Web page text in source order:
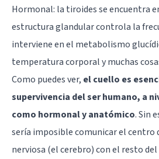
Hormonal: la tiroides se encuentra
estructura glandular controla la
interviene en el metabolismo
temperatura corporal y muchas
Como puedes ver, el cuello es
supervivencia del ser humano, a
como hormonal y anatómico. Sin
sería imposible comunicar el centro
nerviosa (el cerebro) con el resto